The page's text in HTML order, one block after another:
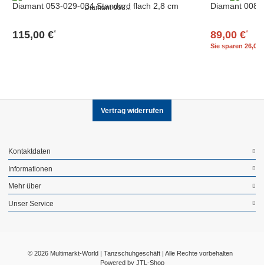
Diamant 053-029-034 Standard flach 2,8 cm
115,00 €*
Diamant
89,00 €*
Sie sparen 26,00
Vertrag widerrufen
Kontaktdaten
Informationen
Mehr über
Unser Service
© 2026 Multimarkt-World | Tanzschuhgeschäft | Alle Rechte vorbehalten
Powered by JTL-Shop